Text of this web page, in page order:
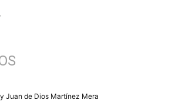
Juan de Dios Martínez Mera